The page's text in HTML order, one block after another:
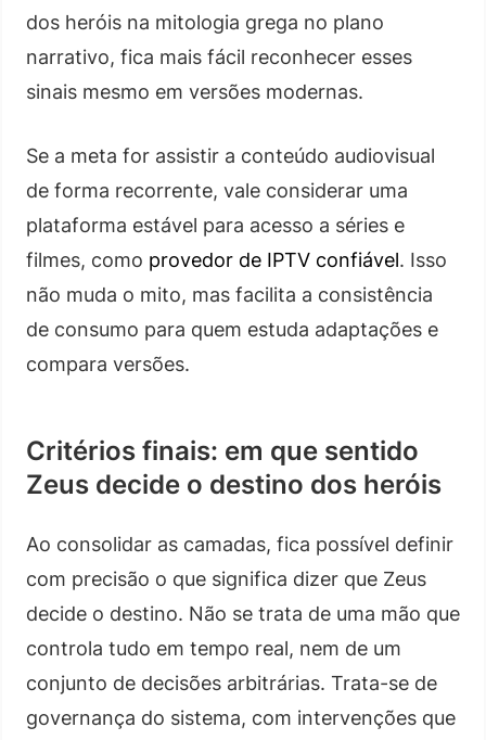
dos heróis na mitologia grega no plano
narrativo, fica mais fácil reconhecer esses
sinais mesmo em versões modernas.
Se a meta for assistir a conteúdo audiovisual
de forma recorrente, vale considerar uma
plataforma estável para acesso a séries e
filmes, como provedor de IPTV confiável. Isso
não muda o mito, mas facilita a consistência
de consumo para quem estuda adaptações e
compara versões.
Critérios finais: em que sentido
Zeus decide o destino dos heróis
Ao consolidar as camadas, fica possível definir
com precisão o que significa dizer que Zeus
decide o destino. Não se trata de uma mão que
controla tudo em tempo real, nem de um
conjunto de decisões arbitrárias. Trata-se de
governança do sistema, com intervenções que